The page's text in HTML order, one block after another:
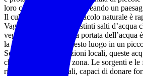
loro continuo mormorio, creando un
Il culmine di questo spettacolo naturale è
Vaglie, formata da tre distinti salti d’acqua
vegetazione. Quando la portata dell’acqua
la valle e trasforma questo luogo in un
Secondo alcune tradizioni locali, queste
che frequentavano la zona. Le sorgenti e
ritenute luoghi speciali, capaci di donare